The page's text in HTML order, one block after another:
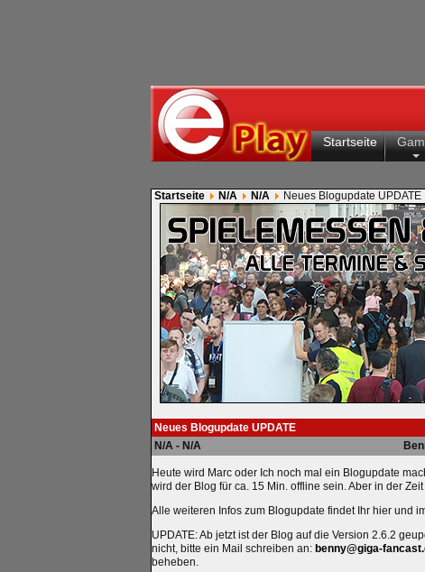
Startseite
Startseite N/A N/A Neues Blogupdate UPDATE
Neues Blogupdate UPDATE
N/A - N/A
Heute wird Marc oder Ich noch mal ein Blogupdate
wird der Blog für ca. 15 Min. offline sein. Aber in der
Alle weiteren Infos zum Blogupdate findet Ihr hier und
UPDATE: Ab jetzt ist der Blog auf die Version 2.6.2
nicht, bitte ein Mail schreiben an: benny@giga-
beheben.